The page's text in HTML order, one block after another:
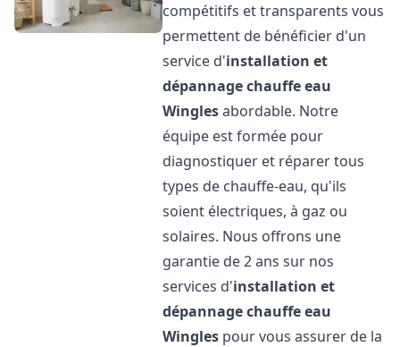
compétitifs et transparents vous
permettent de bénéficier d'un
service d'installation et
dépannage chauffe eau
Winglesabordable. Notre
équipe est formée pour
diagnostiquer et réparer tous
types de chauffe-eau, qu'ils
soient électriques, à gaz ou
solaires. Nous offrons une
garantie de 2 ans sur nos
services d'installation et
dépannage chauffe eau
Wingles pour vous assurer de la